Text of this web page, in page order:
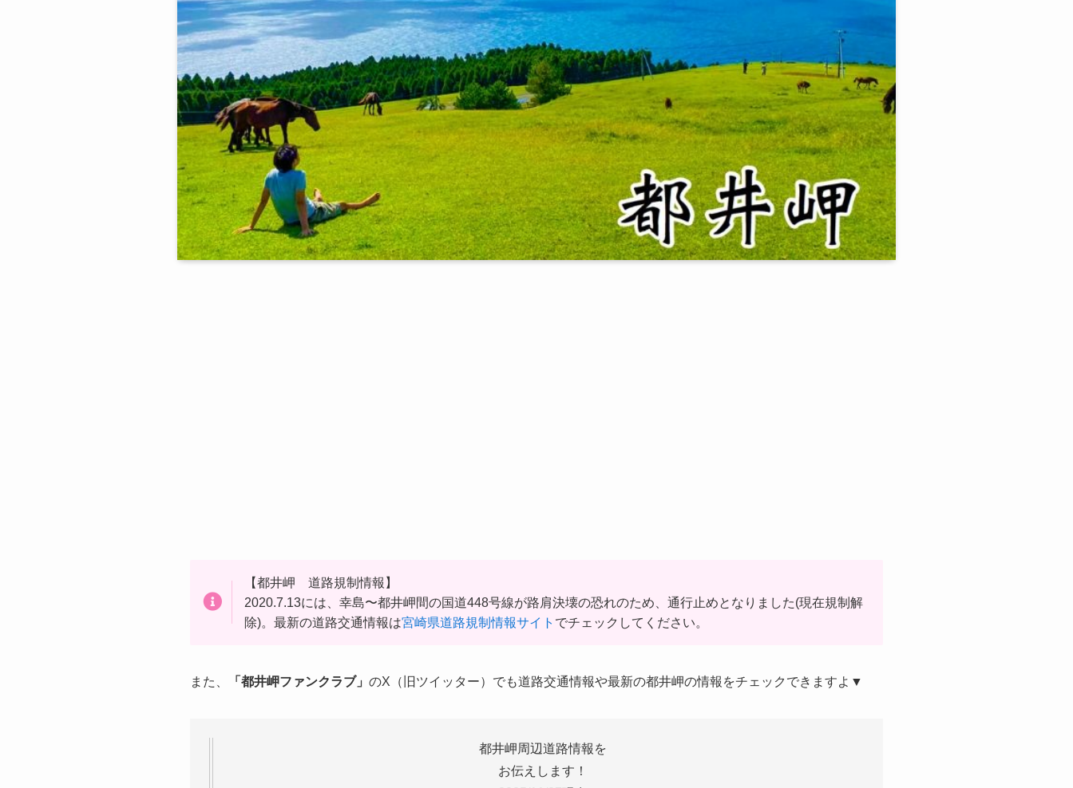
【都井岬 道路規制情報】
2020.7.13には、幸島〜都井岬間の国道448号線が路肩決壊の恐れのため、通行止めとなりました(現在規制解
除)。最新の道路交通情報は宮崎県道路規制情報サイト でチェックしてください。
また、 「都井岬ファンクラブ」 のX（旧ツイッター）でも道路交通情報や最新の都井岬の情報をチェックできますよ▼
都井岬周辺道路情報を
お伝えします！